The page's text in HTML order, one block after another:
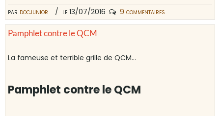
par docjunior le 13/07/2016 9 commentaires
Pamphlet contre le QCM
La fameuse et terrible grille de QCM...
Pamphlet contre le QCM